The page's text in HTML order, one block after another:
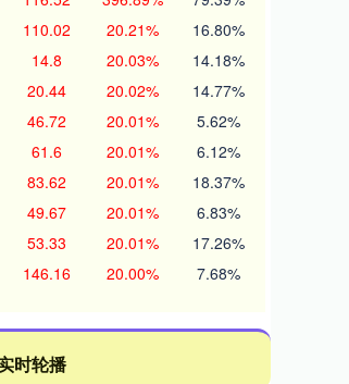
110.02 20.21% 16.80%
14.8 20.03% 14.18%
20.44 20.02% 14.77%
46.72 20.01% 5.62%
61.6 20.01% 6.12%
83.62 20.01% 18.37%
49.67 20.01% 6.83%
53.33 20.01% 17.26%
146.16 20.00% 7.68%
时轮播